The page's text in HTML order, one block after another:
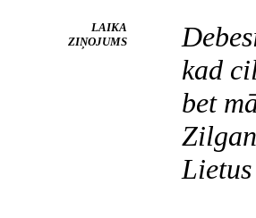
LAIKA
ZIŅOJUMS
kad
bet